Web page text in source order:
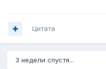
Цитата
3 недели спустя...